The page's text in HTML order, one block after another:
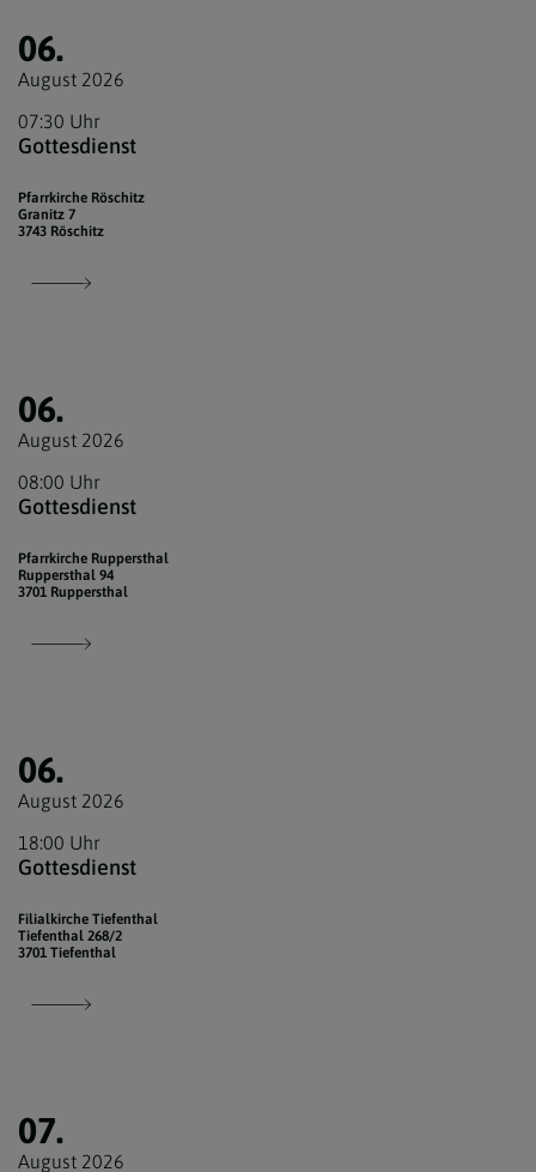
06.
August 2026
07:30 Uhr
Gottesdienst
Pfarrkirche Röschitz
Granitz 7
3743 Röschitz
06.
August 2026
08:00 Uhr
Gottesdienst
Pfarrkirche Ruppersthal
Ruppersthal 94
3701 Ruppersthal
06.
August 2026
18:00 Uhr
Gottesdienst
Filialkirche Tiefenthal
Tiefenthal 268/2
3701 Tiefenthal
07.
August 2026